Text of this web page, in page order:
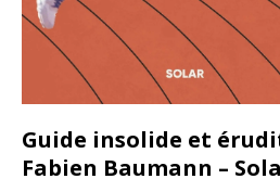
Guide insolide et
Fabien Baumann –